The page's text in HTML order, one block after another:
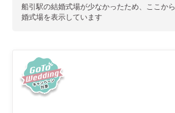
船引駅の結婚式場が少なかったため、ここから
婚式場を表示しています